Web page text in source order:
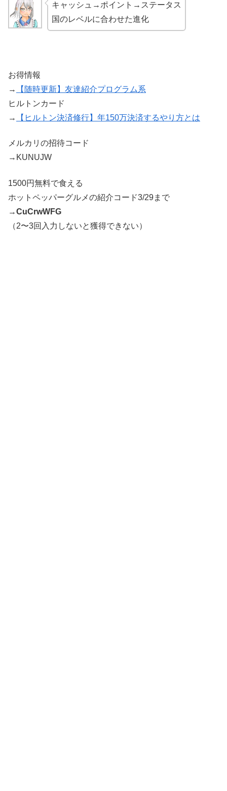
キャッシュ→ポイント→ステータス
国のレベルに合わせた進化
お得情報
→
【随時更新】友達紹介プログラム系
ヒルトンカード
→
【ヒルトン決済修行】年150万決済するやり方とは
メルカリの招待コード
→KUNUJW
1500円無料で食える
ホットペッパーグルメの紹介コード3/29まで
→CuCrwWFG
（2〜3回入力しないと獲得できない）